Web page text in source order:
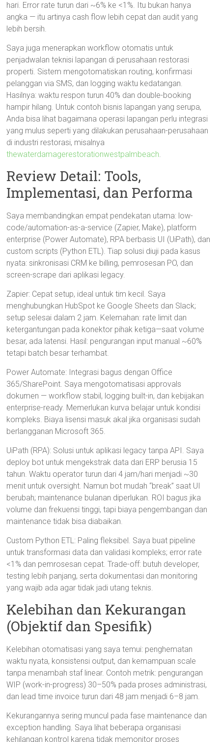
hari. Error rate turun dari ~6% ke <1%. Itu bukan hanya
angka — itu artinya cash flow lebih cepat dan audit yang
lebih bersih.
Saya juga menerapkan workflow otomatis untuk
penjadwalan teknisi lapangan di perusahaan restorasi
properti. Sistem mengotomatiskan routing, konfirmasi
pelanggan via SMS, dan logging waktu kedatangan.
Hasilnya: waktu respon turun 40% dan double-booking
hampir hilang. Untuk contoh bisnis lapangan yang serupa,
Anda bisa lihat bagaimana operasi lapangan perlu integrasi
yang mulus seperti yang dilakukan perusahaan-perusahaan
di industri restorasi, misalnya
thewaterdamagerestorationwestpalmbeach.
Review Detail: Tools,
Implementasi, dan Performa
Saya membandingkan empat pendekatan utama: low-
code/automation-as-a-service (Zapier, Make), platform
enterprise (Power Automate), RPA berbasis UI (UiPath), dan
custom scripts (Python ETL). Tiap solusi diuji pada kasus
nyata: sinkronisasi CRM ke billing, pemrosesan PO, dan
screen-scrape dari aplikasi legacy.
Zapier: Cepat setup, ideal untuk tim kecil. Saya
menghubungkan HubSpot ke Google Sheets dan Slack;
setup selesai dalam 2 jam. Kelemahan: rate limit dan
ketergantungan pada konektor pihak ketiga—saat volume
besar, ada latensi. Hasil: pengurangan input manual ~60%
tetapi batch besar terhambat.
Power Automate: Integrasi bagus dengan Office
365/SharePoint. Saya mengotomatisasi approvals
dokumen — workflow stabil, logging built-in, dan kebijakan
enterprise-ready. Memerlukan kurva belajar untuk kondisi
kompleks. Biaya lisensi masuk akal jika organisasi sudah
berlangganan Microsoft 365.
UiPath (RPA): Solusi untuk aplikasi legacy tanpa API. Saya
deploy bot untuk mengekstrak data dari ERP berusia 15
tahun. Waktu operator turun dari 4 jam/hari menjadi ~30
menit untuk oversight. Namun bot mudah “break” saat UI
berubah; maintenance bulanan diperlukan. ROI bagus jika
volume dan frekuensi tinggi, tapi biaya pengembangan dan
maintenance tidak bisa diabaikan.
Custom Python ETL: Paling fleksibel. Saya buat pipeline
untuk transformasi data dan validasi kompleks; error rate
<1% dan pemrosesan cepat. Trade-off: butuh developer,
testing lebih panjang, serta dokumentasi dan monitoring
yang wajib ada agar tidak jadi utang teknis.
Kelebihan dan Kekurangan
(Objektif dan Spesifik)
Kelebihan otomatisasi yang saya temui: penghematan
waktu nyata, konsistensi output, dan kemampuan scale
tanpa menambah staf linear. Contoh metrik: pengurangan
WIP (work-in-progress) 30–50% pada proses administrasi,
dan lead time invoice turun dari 48 jam menjadi 6–8 jam.
Kekurangannya sering muncul pada fase maintenance dan
exception handling. Saya lihat beberapa organisasi
kehilangan kontrol karena tidak memonitor proses